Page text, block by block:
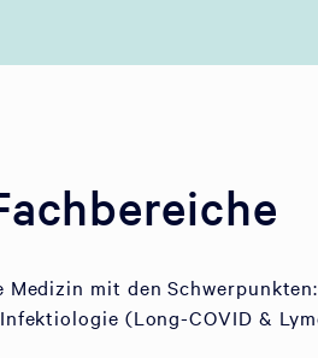
mit den
(Long-COVID &